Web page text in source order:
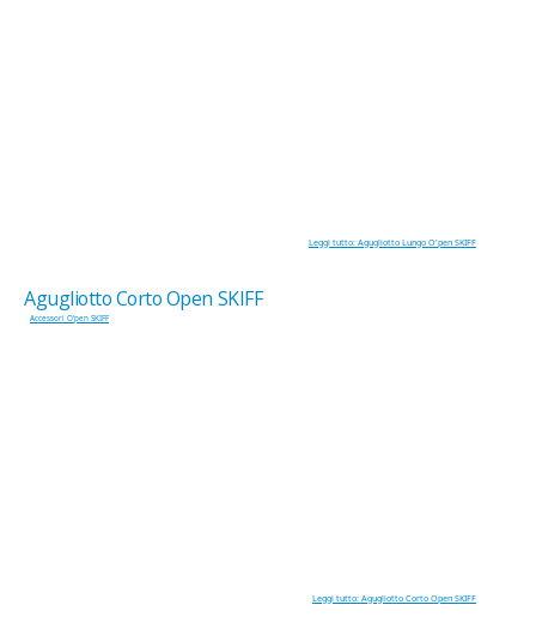
Leggi tutto: Agugliotto Lungo O'pen SKIFF
Agugliotto Corto Open SKIFF
Accessori O'pen SKIFF
Leggi tutto: Agugliotto Corto Open SKIFF